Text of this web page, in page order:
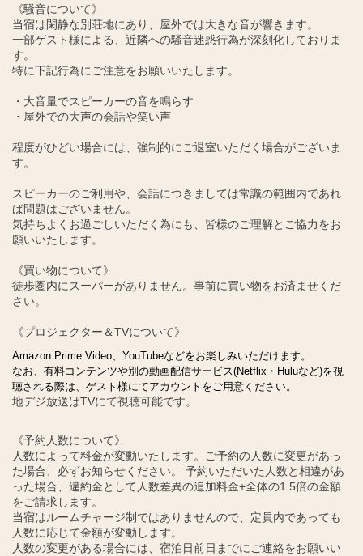
《騒音について》
当宿は閑静な別荘地にあり、屋外では大きな音が響きます。
一部ゲスト様による、近隣への騒音迷惑行為が深刻化しておりま
す。
特に下記行為にご注意をお願いいたします。
・大音量でスピーカーの音を鳴らす
・屋外での大声の会話や笑い声
程度がひどい場合には、強制的にご退室いただく場合がございま
す。
スピーカーのご利用や、会話につきましては常識の範囲内であれ
ば問題はございません。
気持ちよくお過ごしいただく為にも、皆様のご理解とご協力をお
願いいたします。
《買い物について》
徒歩圏内にスーパーがありません。事前に買い物をお済ませくだ
さい。
《プロジェクター＆TVについて》
Amazon Prime Video、YouTubeなどをお楽しみいただけます。
なお、有料コンテンツや別の動画配信サービス(Netflix・Huluなど)を視
聴される際は、ゲスト様にてアカウントをご用意ください。
地デジ放送はTVにて視聴可能です。
《予約人数について》
人数によって料金が変動いたします。ご予約の人数に変更があっ
た場合、必ずお知らせください。 予約いただいた人数と相違があ
った場合、違約金として人数差異の追加料金+全体の1.5倍の金額
をご請求します。
当宿はルームチャージ制ではありませんので、定員内であっても
人数に応じて金額が変動します。
人数の変更がある場合には、宿泊日前日までにご連絡をお願いい